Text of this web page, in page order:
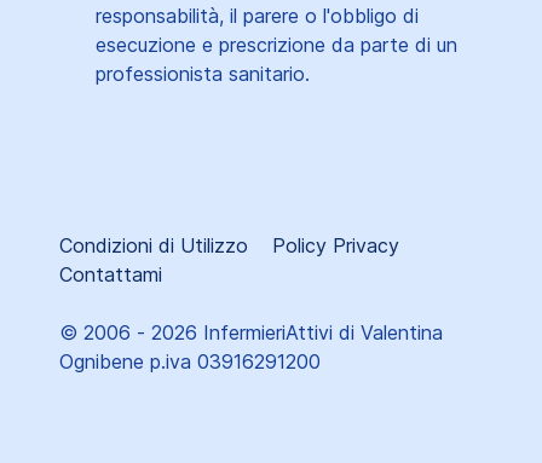
responsabilità, il parere o l'obbligo di
esecuzione e prescrizione da parte di un
professionista sanitario.
Condizioni di Utilizzo
Policy Privacy
Contattami
© 2006 - 2026 InfermieriAttivi di Valentina
Ognibene p.iva 03916291200